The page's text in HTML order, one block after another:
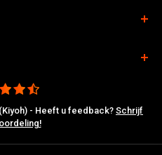
- Heeft u feedback? Schrijf